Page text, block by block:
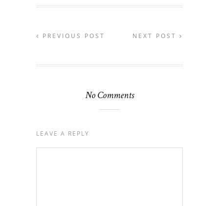
PREVIOUS POST NEXT POST
No Comments
LEAVE A REPLY